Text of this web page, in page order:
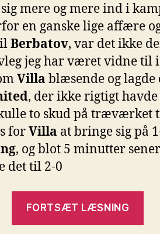
sig mere og mere ind i
en ganske lige affære
Berbatov, var det ikke
jeg har været vidne til i
Villa blæsende og lagde
, der ikke rigtigt
to skud på træværket
forVilla at bringe sig på
, og blot 5 minutter
det til 2-0
FORTSÆT LÆSNING